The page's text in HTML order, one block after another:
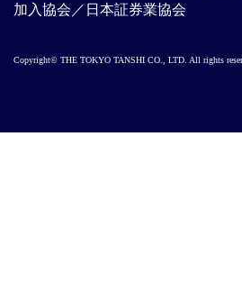
加入協会／日本証券業協会
Copyright© THE TOKYO TANSHI CO., LTD. All rights